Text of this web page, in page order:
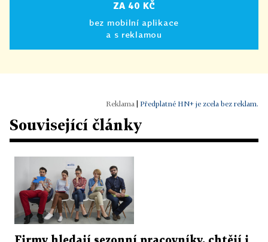
ZA 40 KČ
bez mobilní aplikace
a s reklamou
Předplatné HN+ je zcela bez reklam.
Související články